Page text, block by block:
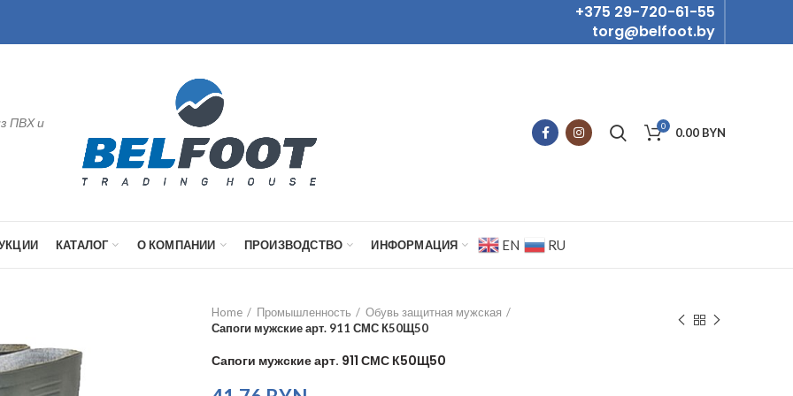
+375 29-720-61-55
torg@belfoot.by
ПВХ и 0 0.00 BYN
КАТАЛОГ О КОМПАНИИ ПРОИЗВОДСТВО ИНФОРМАЦИЯ EN RU
Home Промышленность
Обувь защитная мужская
Сапоги мужские арт. 911 СМС К50Щ50
Сапоги мужские арт. 911 СМС К50Щ50